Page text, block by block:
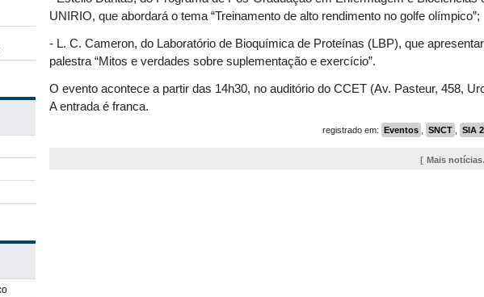
UNIRIO, que abordará o tema “Treinamento de alto rendimento no golfe olímpico”;
- L. C. Cameron, do Laboratório de Bioquímica de Proteínas (LBP), que
palestra “Mitos e verdades sobre suplementação e exercício”.
O evento acontece a partir das 14h30, no auditório do CCET (Av. Pasteur, 458,
A entrada é franca.
registrado em: Eventos SNCT SIA
Mais